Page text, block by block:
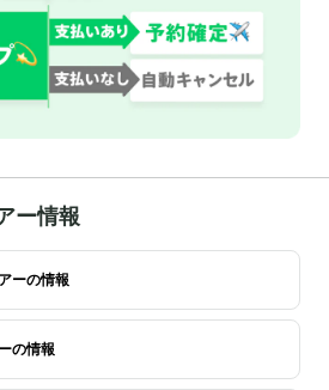
ー情報
ーの情報
の情報